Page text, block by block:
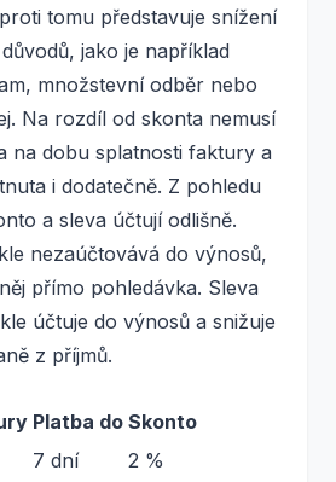
tomu představuje snížení
jako je například
množstevní odběr nebo
Na rozdíl od skonta nemusí
na dobu splatnosti faktury a
i dodatečně. Z pohledu
a sleva účtují odlišně.
nezaúčtovává do výnosů,
přímo pohledávka. Sleva
účtuje do výnosů a snižuje
z příjmů.
Platba do Skonto
7 dní
2 %